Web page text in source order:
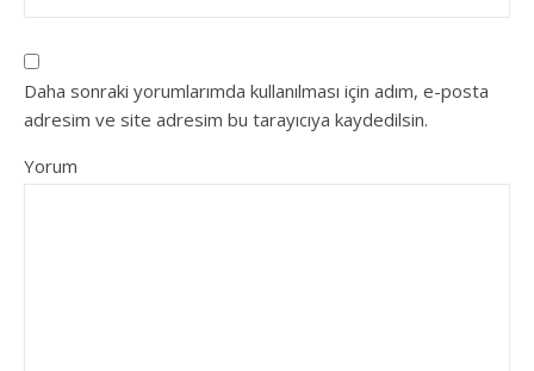
Daha sonraki yorumlarımda kullanılması için adım, e-posta
adresim ve site adresim bu tarayıcıya kaydedilsin.
Yorum